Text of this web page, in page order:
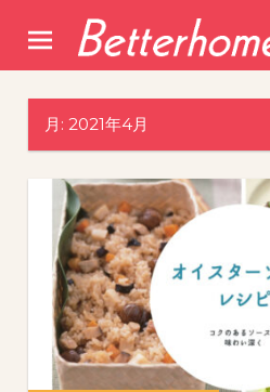
content
月: 2021年4月